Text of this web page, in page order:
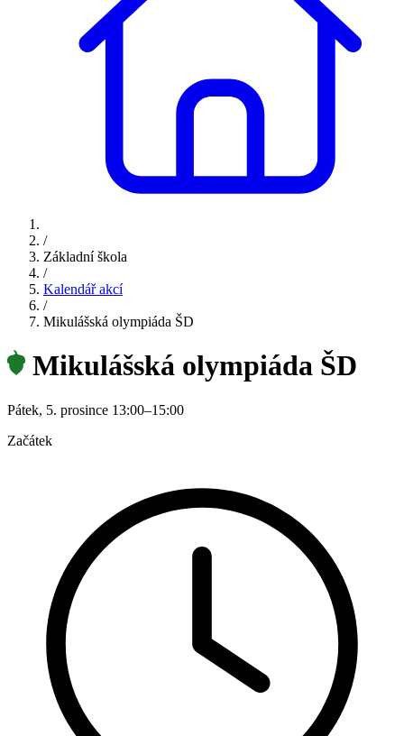
/
Základní škola
/
Kalendář akcí
/
Mikulášská olympiáda ŠD
Mikulášská olympiáda ŠD
Pátek, 5. prosince 13:00–15:00
Začátek